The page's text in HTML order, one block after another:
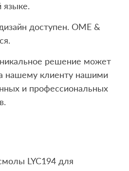
языке.
доступен. OME &
решение может
​​нашему клиенту нашими
и профессиональных
LYC194 для